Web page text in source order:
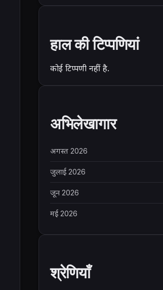
हाल की टिप्पणियां
कोई टिप्पणी नहीं है.
अभिलेखागार
अगस्त 2026
जुलाई 2026
जून 2026
मई 2026
श्रेणियाँ